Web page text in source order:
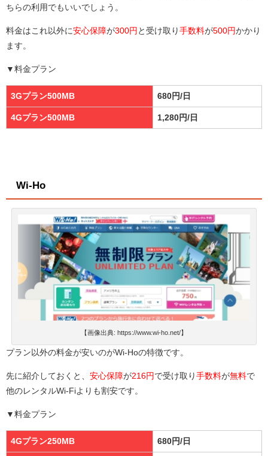
ちらの利用でもいいでしょう。
料金はこれ以外に安心保障が300円 と受け取り 手数料が500円かかり
ます。
▼料金プラン
3Gプラン500MB 680円/日
4Gプラン500MB 1,280円/日
Wi-Ho
【画像出典: https://www.wi-ho.net/】
プラン以外の料金が安いのがWi-Hoの特徴です。
先に紹介しておくと、 安心保障が216円 で受け取り 手数料が無料で
他のレンタルWi-Fiよりも割安です。
▼料金プラン
4Gプラン250MB 680円/日